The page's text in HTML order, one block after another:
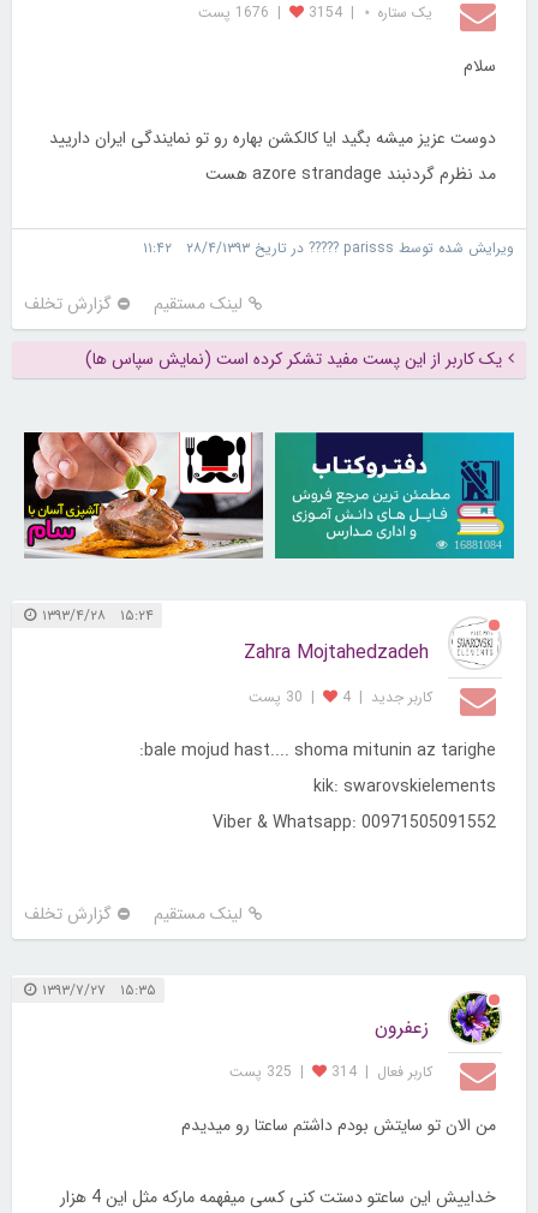
یک ستاره ⋆ |
3154
| 1676 پست
سلام
دوست عزیز میشه بگید ایا کالکشن بهاره رو تو نمایندگی ایران داریید
مد نظرم گردنبند azore strandage هست
ویرایش شده توسط parisss ????? در تاریخ ۲۸/۴/۱۳۹۳ ۱۱:۴۲
لینک مستقیم گزارش تخلف
یک کاربر از این پست مفید تشکر کرده است (نمایش سپاس ها)
16881084
30259699
۱۵:۲۴ ۱۳۹۳/۴/۲۸
Zahra Mojtahedzadeh
کاربر جديد |
4
| 30 پست
bale mojud hast.... shoma mitunin az tarighe:
kik: swarovskielements
Viber & Whatsapp: 00971505091552
لینک مستقیم گزارش تخلف
۱۵:۳۵ ۱۳۹۳/۷/۲۷
زعفرون
کاربر فعال |
314
| 325 پست
من الان تو سایتش بودم داشتم ساعتا رو میدیدم
خداییش این ساعتو دستت کنی کسی میفهمه مارکه مثل این 4 هزار